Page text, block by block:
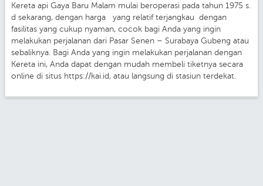
Kereta api Gaya Baru Malam mulai beroperasi pada tahun 1975 s.
d sekarang, dengan harga yang relatif terjangkau dengan
fasilitas yang cukup nyaman, cocok bagi Anda yang ingin
melakukan perjalanan dari Pasar Senen – Surabaya Gubeng atau
sebaliknya. Bagi Anda yang ingin melakukan perjalanan dengan
Kereta ini, Anda dapat dengan mudah membeli tiketnya secara
online di situs https://kai.id, atau langsung di stasiun terdekat.